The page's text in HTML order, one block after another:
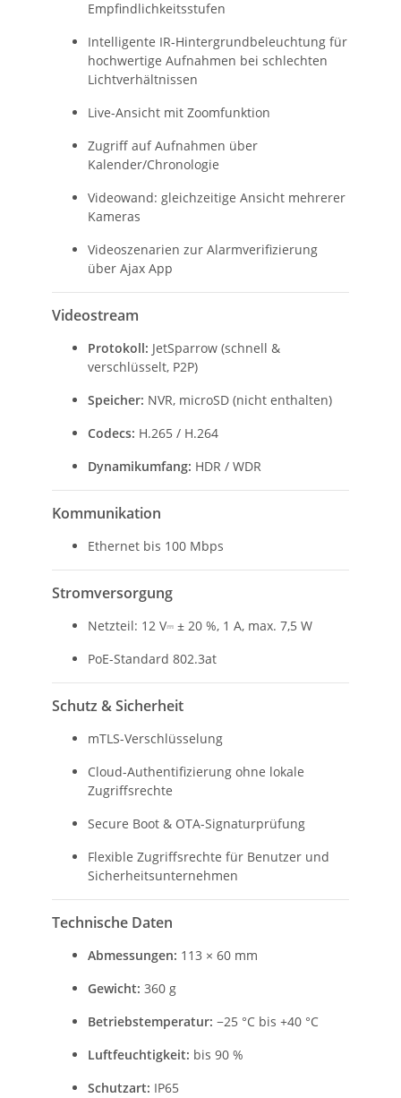
Empfindlichkeitsstufen
Intelligente IR-Hintergrundbeleuchtung für
hochwertige Aufnahmen bei schlechten
Lichtverhältnissen
Live-Ansicht mit Zoomfunktion
Zugriff auf Aufnahmen über
Kalender/Chronologie
Videowand: gleichzeitige Ansicht mehrerer
Kameras
Videoszenarien zur Alarmverifizierung
über Ajax App
Videostream
Protokoll: JetSparrow (schnell &
verschlüsselt, P2P)
Speicher: NVR, microSD (nicht enthalten)
Codecs: H.265 / H.264
Dynamikumfang: HDR / WDR
Kommunikation
Ethernet bis 100 Mbps
Stromversorgung
Netzteil: 12 V⎓ ± 20 %, 1 A, max. 7,5 W
PoE-Standard 802.3at
Schutz & Sicherheit
mTLS-Verschlüsselung
Cloud-Authentifizierung ohne lokale
Zugriffsrechte
Secure Boot & OTA-Signaturprüfung
Flexible Zugriffsrechte für Benutzer und
Sicherheitsunternehmen
Technische Daten
Abmessungen: 113 × 60 mm
Gewicht: 360 g
Betriebstemperatur: −25 °C bis +40 °C
Luftfeuchtigkeit: bis 90 %
Schutzart: IP65